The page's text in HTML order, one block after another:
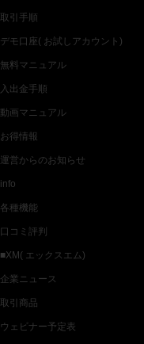
取引手順
デモ口座( お試しアカウント)
無料マニュアル
入出金手順
動画マニュアル
お得情報
運営からのお知らせ
info
各種機能
口コミ評判
■XM( エックスエム)
企業ニュース
取引商品
ウェビナー予定表